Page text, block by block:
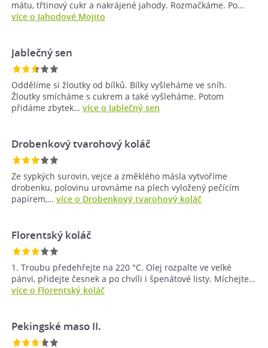
mátu, třtinový cukr a nakrájené jahody. Rozmačkáme. Po…
více o Jahodové Mojito
Jablečný sen
Oddělíme si žloutky od bílků. Bílky vyšleháme ve sníh.
Žloutky smícháme s cukrem a také vyšleháme. Potom
přidáme zbytek… více o Jablečný sen
Drobenkový tvarohový koláč
Ze sypkých surovin, vejce a změklého másla vytvoříme
drobenku, polovinu urovnáme na plech vyložený pečícím
papírem,… více o Drobenkový tvarohový koláč
Florentský koláč
1. Troubu předehřejte na 220 °C. Olej rozpalte ve velké
pánvi, přidejte česnek a po chvíli i špenátové listy. Míchejte…
více o Florentský koláč
Pekingské maso II.